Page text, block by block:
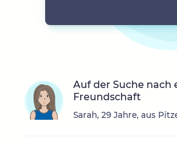
Auf der Suche nach
Freundschaft
Sarah, 29 Jahre, aus